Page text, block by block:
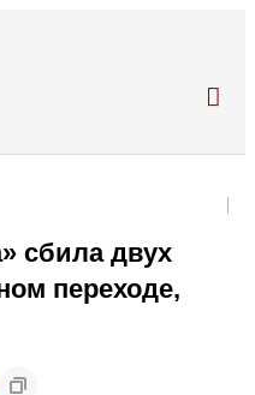
сбила двух
переходе,